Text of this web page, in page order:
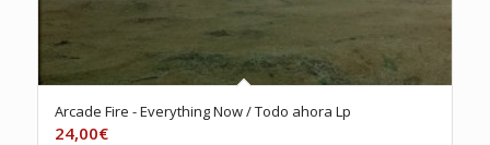
Arcade Fire ‎- Everything Now / Todo ahora Lp
24,00€